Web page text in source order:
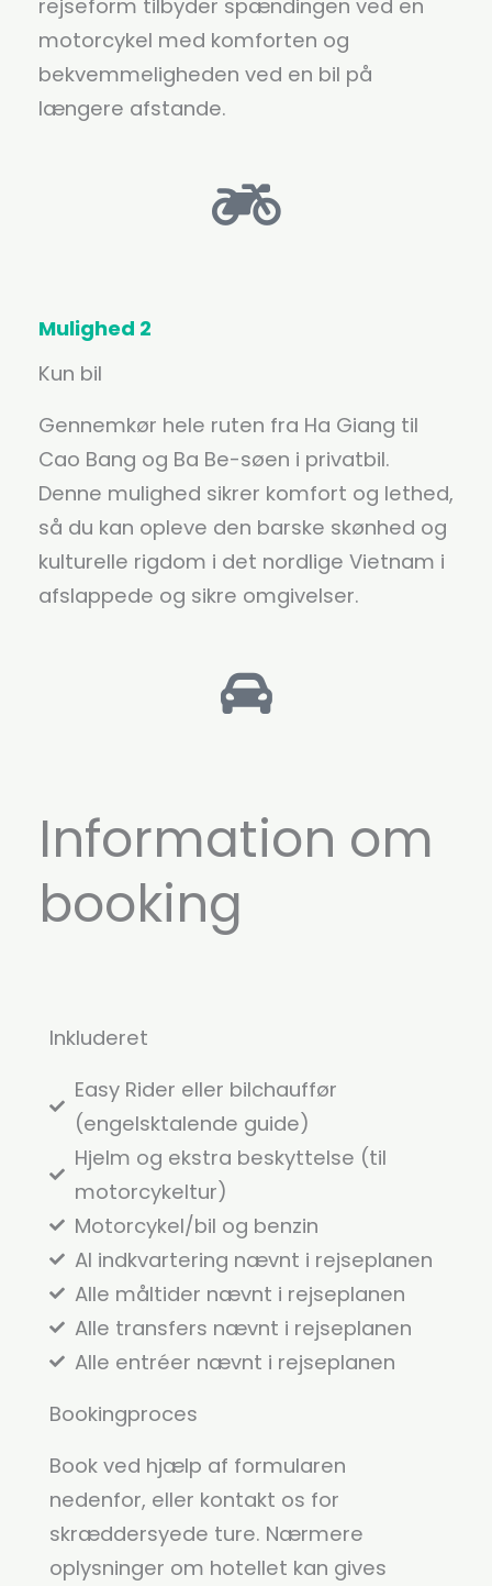
rejseform tilbyder spændingen ved en
motorcykel med komforten og
bekvemmeligheden ved en bil på
længere afstande.
Mulighed 2
Kun bil
Gennemkør hele ruten fra Ha Giang til
Cao Bang og Ba Be-søen i privatbil.
Denne mulighed sikrer komfort og lethed,
så du kan opleve den barske skønhed og
kulturelle rigdom i det nordlige Vietnam i
afslappede og sikre omgivelser.
Information om
booking
Inkluderet
Easy Rider eller bilchauffør
(engelsktalende guide)
Hjelm og ekstra beskyttelse (til
motorcykeltur)
Motorcykel/bil og benzin
Al indkvartering nævnt i rejseplanen
Alle måltider nævnt i rejseplanen
Alle transfers nævnt i rejseplanen
Alle entréer nævnt i rejseplanen
Bookingproces
Book ved hjælp af formularen
nedenfor, eller kontakt os for
skræddersyede ture. Nærmere
oplysninger om hotellet kan gives